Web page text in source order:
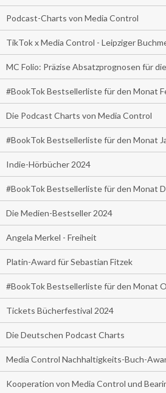
Podcast-Charts von Media Control
TikTok x Media Control - Leipziger
MC Folio: Präzise Absatzprognosen für
#BookTok Bestsellerliste für den Monat
Die Podcast Charts von Media Control
#BookTok Bestsellerliste für den Monat
Indie-Hörbücher 2024
#BookTok Bestsellerliste für den Monat
Die Medien-Bestseller 2024
Angela Merkel - Freiheit
Platin-Award für Sebastian Fitzek
#BookTok Bestsellerliste für den Monat
Tickets Bücherfestival 2024
Die Deutschen Podcast Charts
Media Control Nachhaltigkeits-Buch-
Kooperation von Media Control und